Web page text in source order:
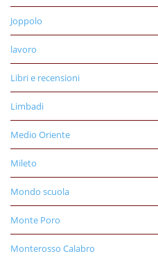
Joppolo
lavoro
Libri e recensioni
Limbadi
Medio Oriente
Mileto
Mondo scuola
Monte Poro
Monterosso Calabro